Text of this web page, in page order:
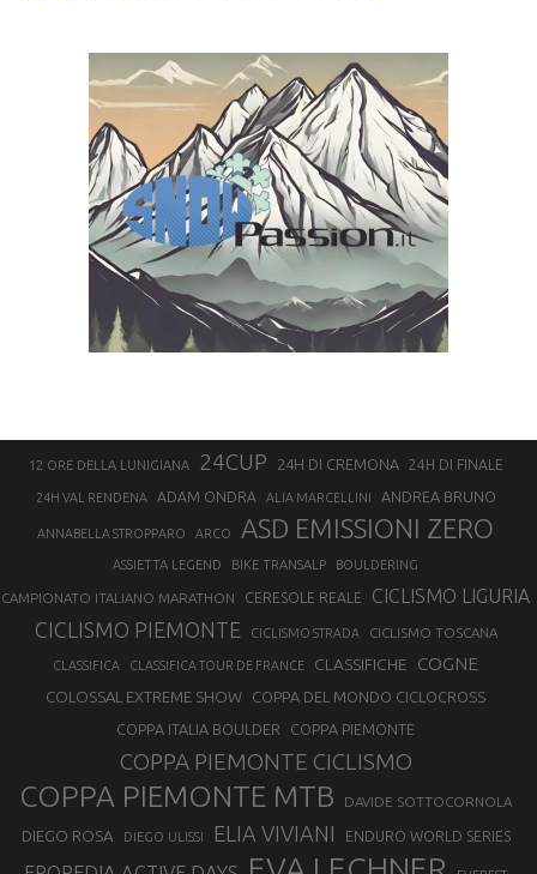
12 ORE DELLA LUNIGIANA 24CUP 24H DI CREMONA 24H DI FINALE
24H VAL RENDENA ADAM ONDRA ALIA MARCELLINI ANDREA BRUNO
ANNABELLA STROPPARO ARCO ASD EMISSIONI ZERO
ASSIETTA LEGEND BIKE TRANSALP BOULDERING
CAMPIONATO ITALIANO MARATHON CERESOLE REALE CICLISMO LIGURIA
CICLISMO PIEMONTE CICLISMO STRADA CICLISMO TOSCANA
CLASSIFICA CLASSIFICA TOUR DE FRANCE CLASSIFICHE COGNE
COLOSSAL EXTREME SHOW
COPPA DEL MONDO CICLOCROSS
COPPA ITALIA BOULDER
COPPA PIEMONTE
COPPA PIEMONTE CICLISMO
COPPA PIEMONTE MTB DAVIDE SOTTOCORNOLA
DIEGO ROSA DIEGO ULISSI ELIA VIVIANI ENDURO WORLD SERIES